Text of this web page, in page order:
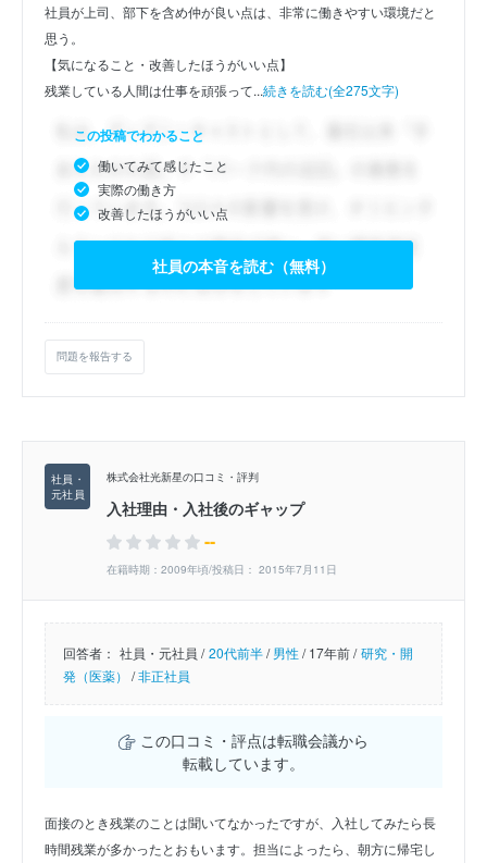
社員が上司、部下を含め仲が良い点は、非常に働きやすい環境だと
思う。
【気になること・改善したほうがいい点】
残業している人間は仕事を頑張って...続きを読む(全275文字)
この投稿でわかること
働いてみて感じたこと
実際の働き方
改善したほうがいい点
社員の本音を読む（無料）
問題を報告する
株式会社光新星の口コミ・評判
入社理由・入社後のギャップ
--
在籍時期：2009年頃/投稿日： 2015年7月11日
回答者： 社員・元社員 / 20代前半/男性/17年前 / 研究・開
発（医薬） /非正社員
この口コミ・評点は転職会議から
転載しています。
面接のとき残業のことは聞いてなかったですが、入社してみたら長
時間残業が多かったとおもいます。担当によったら、朝方に帰宅し